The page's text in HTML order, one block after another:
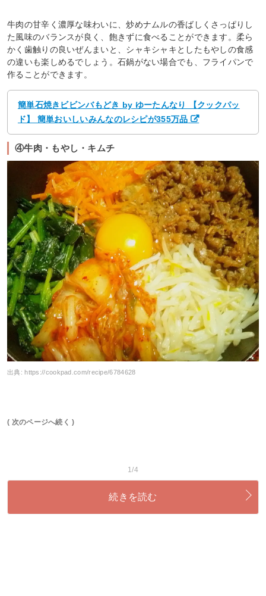
牛肉の甘辛く濃厚な味わいに、炒めナムルの香ばしくさっぱりし
た風味のバランスが良く、飽きずに食べることができます。柔ら
かく歯触りの良いぜんまいと、シャキシャキとしたもやしの食感
の違いも楽しめるでしょう。石鍋がない場合でも、フライパンで
作ることができます。
簡単石焼きビビンバもどき by ゆーたんなり 【クックパッ
ド】 簡単おいしいみんなのレシピが355万品
④牛肉・もやし・キムチ
出典: https://cookpad.com/recipe/6784628
( 次のページへ続く )
1/4
続きを読む